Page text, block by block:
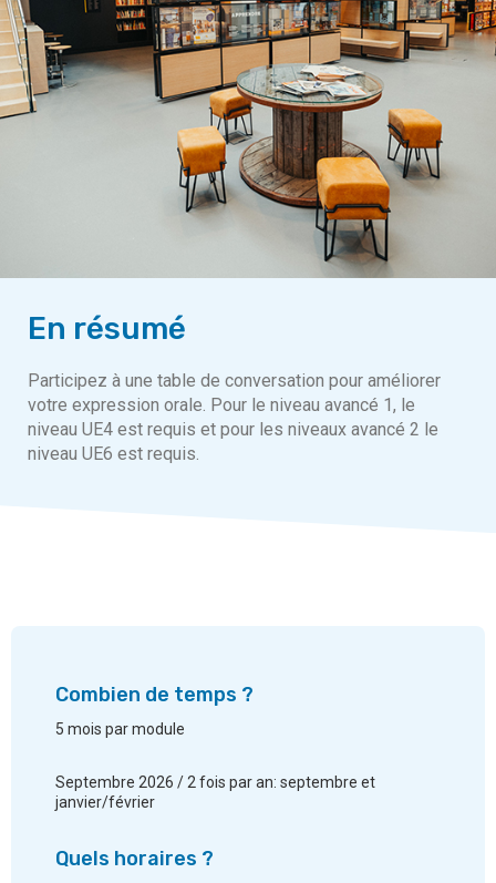
En résumé
Participez à une table de conversation pour améliorer
votre expression orale. Pour le niveau avancé 1, le
niveau UE4 est requis et pour les niveaux avancé 2 le
niveau UE6 est requis.
Combien de temps ?
5 mois par module
Septembre 2026 / 2 fois par an: septembre et
janvier/février
Quels horaires ?